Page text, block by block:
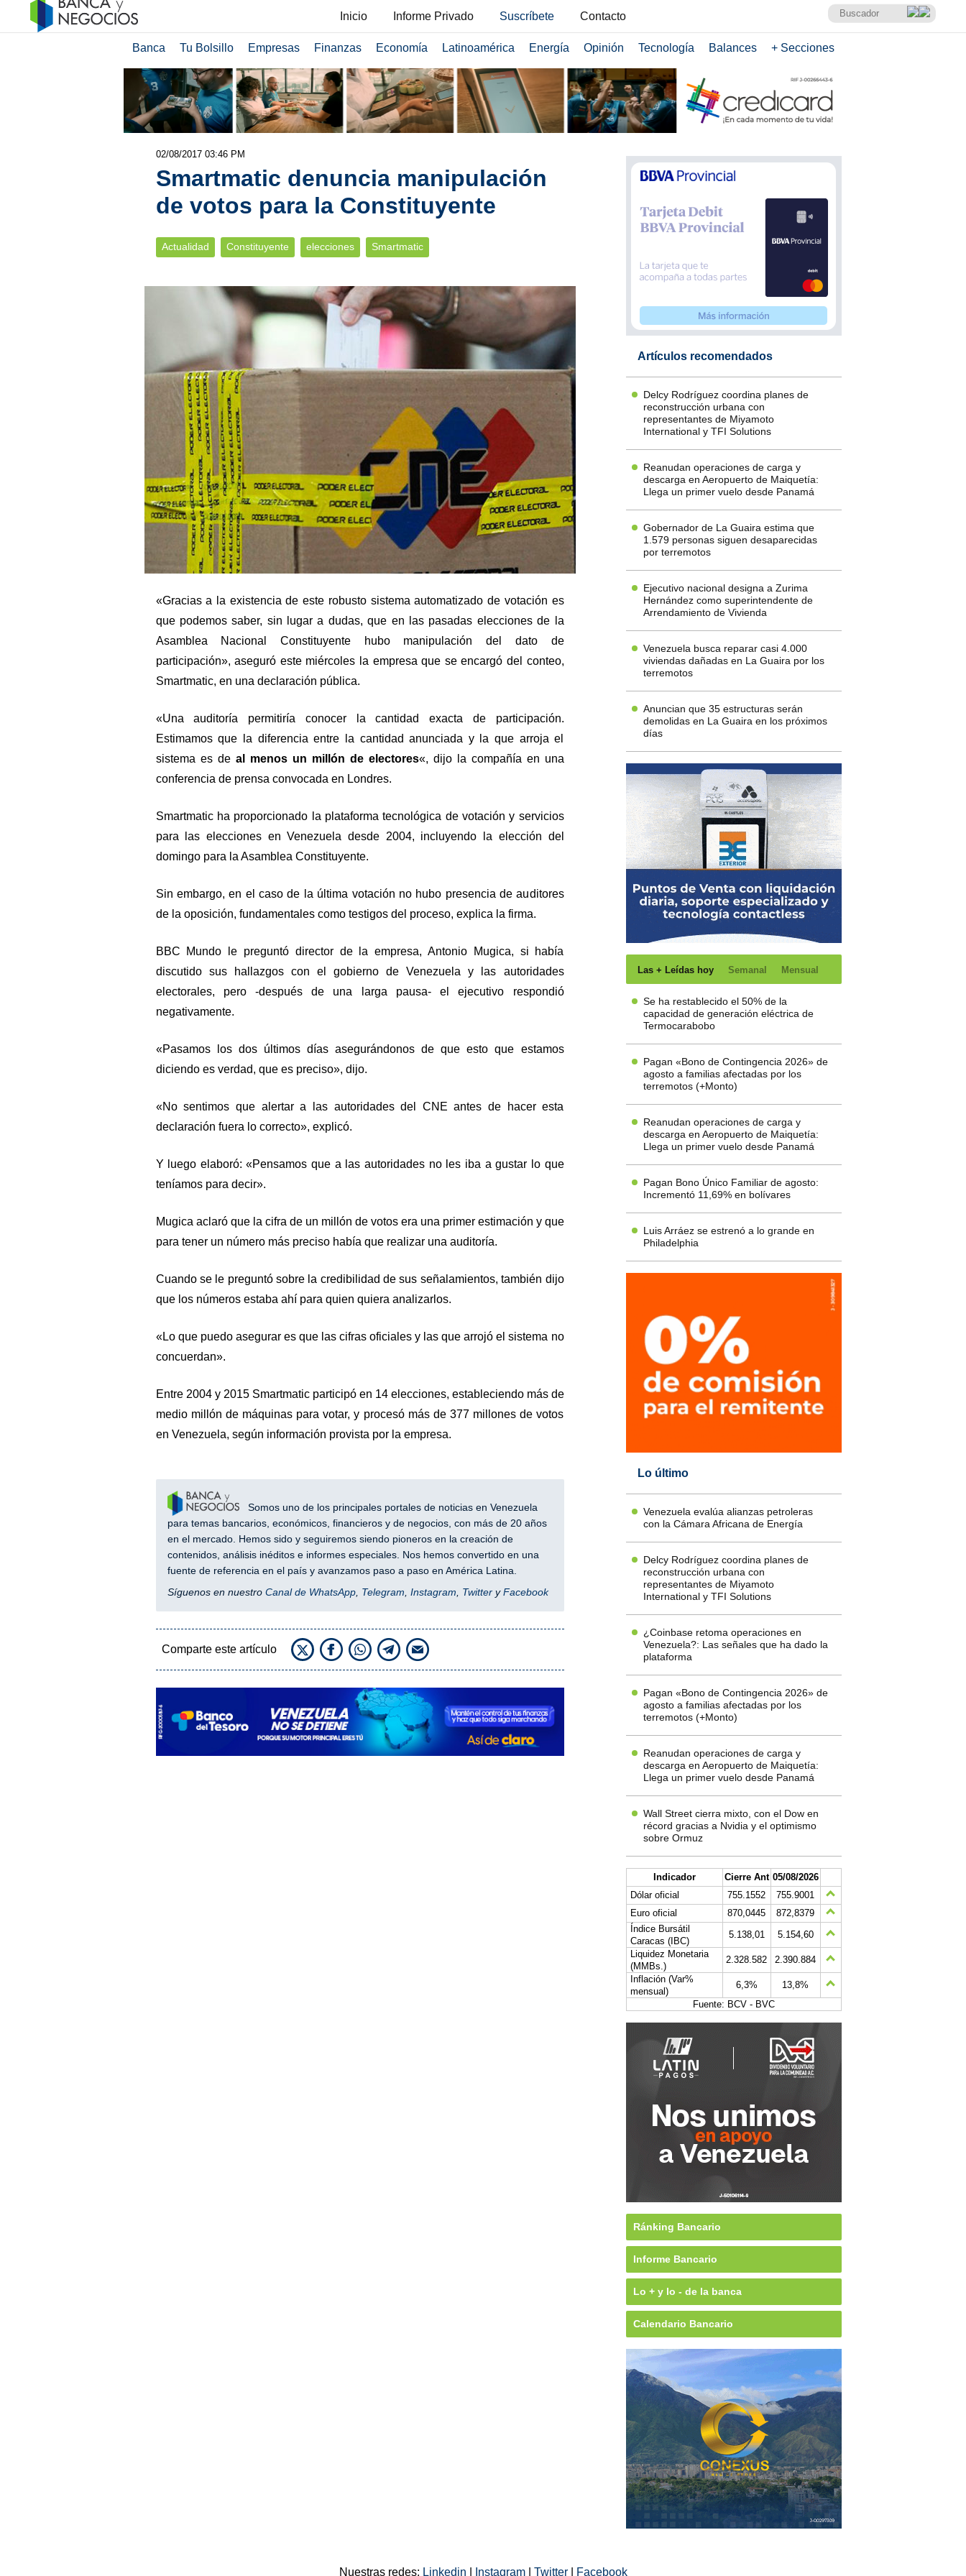
Inicio Informe Privado Suscríbete Contacto
Banca Tu Bolsillo Empresas Finanzas Economía Latinoamérica Energía Opinión Tecnología Balances + Secciones
02/08/2017 03:46 PM
Smartmatic denuncia manipulación
de votos para la Constituyente
Actualidad Constituyente elecciones Smartmatic
«Gracias a la existencia de este robusto sistema automatizado de votación es
que podemos saber, sin lugar a dudas, que en las pasadas elecciones de la
Asamblea Nacional Constituyente hubo manipulación del dato de
participación», aseguró este miércoles la empresa que se encargó del conteo,
Smartmatic, en una declaración pública.
«Una auditoría permitiría conocer la cantidad exacta de participación.
Estimamos que la diferencia entre la cantidad anunciada y la que arroja el
sistema es de al menos un millón de electores«, dijo la compañía en una
conferencia de prensa convocada en Londres.
Smartmatic ha proporcionado la plataforma tecnológica de votación y servicios
para las elecciones en Venezuela desde 2004, incluyendo la elección del
domingo para la Asamblea Constituyente.
Sin embargo, en el caso de la última votación no hubo presencia de auditores
de la oposición, fundamentales como testigos del proceso, explica la firma.
BBC Mundo le preguntó director de la empresa, Antonio Mugica, si había
discutido sus hallazgos con el gobierno de Venezuela y las autoridades
electorales, pero -después de una larga pausa- el ejecutivo respondió
negativamente.
«Pasamos los dos últimos días asegurándonos de que esto que estamos
diciendo es verdad, que es preciso», dijo.
«No sentimos que alertar a las autoridades del CNE antes de hacer esta
declaración fuera lo correcto», explicó.
Y luego elaboró: «Pensamos que a las autoridades no les iba a gustar lo que
teníamos para decir».
Mugica aclaró que la cifra de un millón de votos era una primer estimación y que
para tener un número más preciso había que realizar una auditoría.
Cuando se le preguntó sobre la credibilidad de sus señalamientos, también dijo
que los números estaba ahí para quien quiera analizarlos.
«Lo que puedo asegurar es que las cifras oficiales y las que arrojó el sistema no
concuerdan».
Entre 2004 y 2015 Smartmatic participó en 14 elecciones, estableciendo más de
medio millón de máquinas para votar, y procesó más de 377 millones de votos
en Venezuela, según información provista por la empresa.
Somos uno de los principales portales de noticias en Venezuela
para temas bancarios, económicos, financieros y de negocios, con más de 20 años
en el mercado. Hemos sido y seguiremos siendo pioneros en la creación de
contenidos, análisis inéditos e informes especiales. Nos hemos convertido en una
fuente de referencia en el país y avanzamos paso a paso en América Latina.
Síguenos en nuestro Canal de WhatsApp, Telegram Instagram TwitteryFacebook
Comparte este artículo
Artículos recomendados
Delcy Rodríguez coordina planes de
reconstrucción urbana con
representantes de Miyamoto
International y TFI Solutions
Reanudan operaciones de carga y
descarga en Aeropuerto de Maiquetía:
Llega un primer vuelo desde Panamá
Gobernador de La Guaira estima que
1.579 personas siguen desaparecidas
por terremotos
Ejecutivo nacional designa a Zurima
Hernández como superintendente de
Arrendamiento de Vivienda
Venezuela busca reparar casi 4.000
viviendas dañadas en La Guaira por los
terremotos
Anuncian que 35 estructuras serán
demolidas en La Guaira en los próximos
días
Las + Leídas hoy Semanal Mensual
Se ha restablecido el 50% de la
capacidad de generación eléctrica de
Termocarabobo
Pagan «Bono de Contingencia 2026» de
agosto a familias afectadas por los
terremotos (+Monto)
Reanudan operaciones de carga y
descarga en Aeropuerto de Maiquetía:
Llega un primer vuelo desde Panamá
Pagan Bono Único Familiar de agosto:
Incrementó 11,69% en bolívares
Luis Arráez se estrenó a lo grande en
Philadelphia
Lo último
Venezuela evalúa alianzas petroleras
con la Cámara Africana de Energía
Delcy Rodríguez coordina planes de
reconstrucción urbana con
representantes de Miyamoto
International y TFI Solutions
¿Coinbase retoma operaciones en
Venezuela?: Las señales que ha dado la
plataforma
Pagan «Bono de Contingencia 2026» de
agosto a familias afectadas por los
terremotos (+Monto)
Reanudan operaciones de carga y
descarga en Aeropuerto de Maiquetía:
Llega un primer vuelo desde Panamá
Wall Street cierra mixto, con el Dow en
récord gracias a Nvidia y el optimismo
sobre Ormuz
Indicador Cierre Ant 05/08/2026
Dólar oficial
755.1552
755.9001
Euro oficial
870,0445
872,8379
Índice Bursátil
Caracas (IBC)
5.138,01
5.154,60
Liquidez Monetaria
(MMBs.)
2.328.582
2.390.884
Inflación (Var%
mensual)
6,3%
13,8%
Fuente: BCV - BVC
Ránking Bancario
Informe Bancario
Lo + y lo - de la banca
Calendario Bancario
Nuestras redes: Linkedin Instagram Twitter Facebook